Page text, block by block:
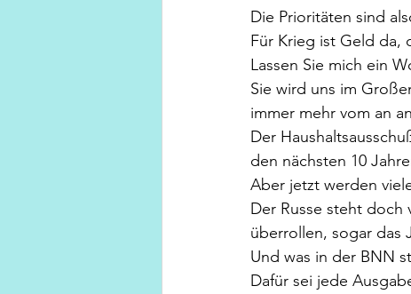
Die Prioritäten sind
Für Krieg ist Geld da,
Lassen Sie mich ein
Sie wird uns im
immer mehr vom an
Der
den nächsten 10
Aber jetzt werden
Der Russe steht doch
überrollen, sogar das
Und was in der BNN
Dafür sei jede